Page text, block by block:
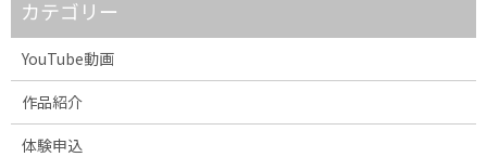
カテゴリー
YouTube動画
作品紹介
体験申込